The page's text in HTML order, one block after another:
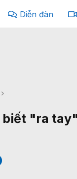
Diễn đàn
biết "ra